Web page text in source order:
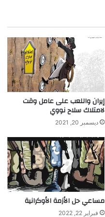
إيران واللعب على عامل وقت
لامتلاك سلاح نووي
ديسمبر 20, 2021
مساعي حل الأزمة الأوكرانية
فبراير 22, 2022